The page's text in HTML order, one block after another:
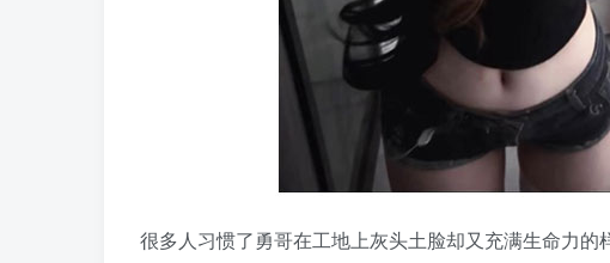
很多人习惯了勇哥在工地上灰头土脸却又充满生命力